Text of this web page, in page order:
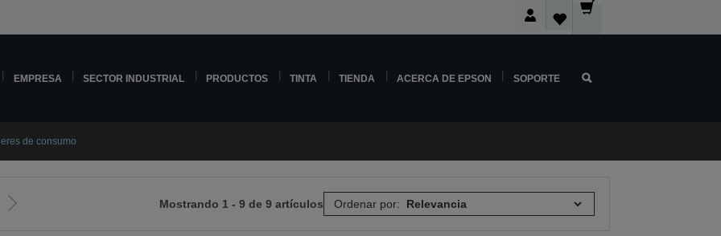
EMPRESA SECTOR INDUSTRIAL PRODUCTOS TINTA TIENDA ACERCA DE EPSON SOPORTE
de consumo
Ir
Mostrando 1 - 9 de 9 artículos Ordenar por: